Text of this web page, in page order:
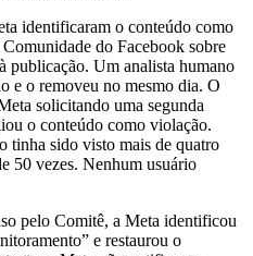
identificaram o conteúdo como
do Facebook sobre
publicação. Um analista humano
e o removeu no mesmo dia. O
solicitando uma segunda
o conteúdo como violação.
tinha sido visto mais de quatro
50 vezes. Nenhum usuário
pelo Comitê, a Meta identificou
e restaurou o